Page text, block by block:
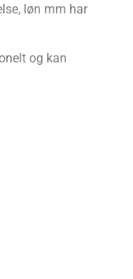
løn mm har
og kan